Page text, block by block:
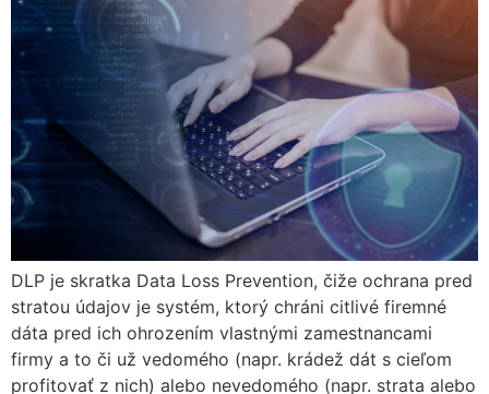
DLP je skratka Data Loss Prevention, čiže ochrana pred
stratou údajov je systém, ktorý chráni citlivé firemné
dáta pred ich ohrozením vlastnými zamestnancami
firmy a to či už vedomého (napr. krádež dát s cieľom
profitovať z nich) alebo nevedomého (napr. strata alebo